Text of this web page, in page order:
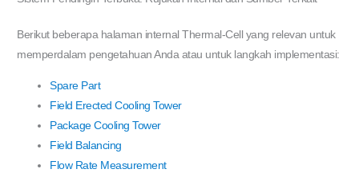
Berikut beberapa halaman internal Thermal-Cell yang relevan untuk
memperdalam pengetahuan Anda atau untuk langkah implementasi:
Spare Part
Field Erected Cooling Tower
Package Cooling Tower
Field Balancing
Flow Rate Measurement